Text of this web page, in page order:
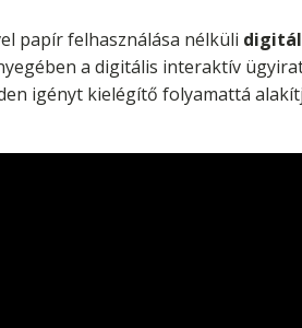
papír felhasználása nélküli
a digitális interaktív
igényt kielégítő folyamattá